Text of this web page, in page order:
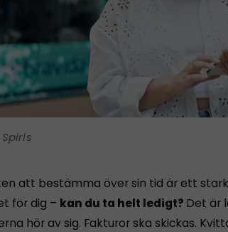
Spiris
att bestämma över sin tid är ett
för dig – kan du ta helt ledigt? Det är
hör av sig. Fakturor ska skickas.